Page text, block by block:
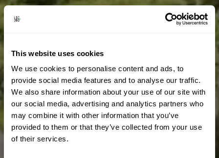
This website uses cookies
We use cookies to personalise content and ads, to
provide social media features and to analyse our traffic.
We also share information about your use of our site with
our social media, advertising and analytics partners who
may combine it with other information that you’ve
provided to them or that they’ve collected from your use
of their services.